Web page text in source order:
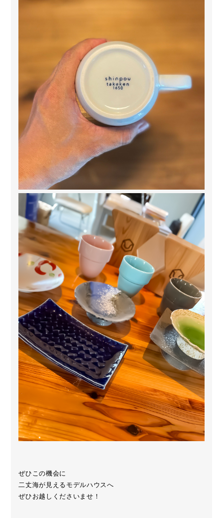
ぜひこの機会に
二丈海が見えるモデルハウスへ
ぜひお越しくださいませ！